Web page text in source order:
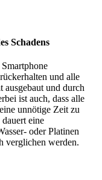
Schadens
und alle
ausgebaut und durch
ist auch, dass alle
unnötige Zeit zu
eine
oder Platinen
verglichen werden.